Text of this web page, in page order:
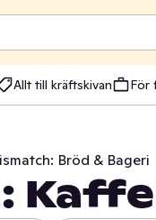
Allt till kräftskivan För
Bröd & Bageri